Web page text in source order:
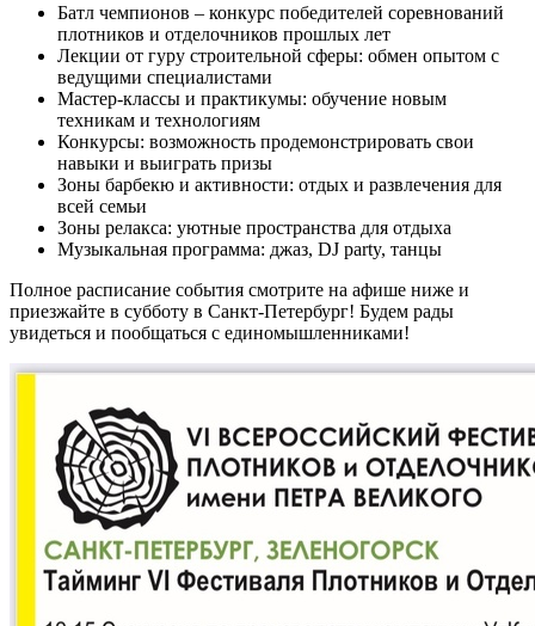
Батл чемпионов – конкурс победителей соревнований
плотников и отделочников прошлых лет
Лекции от гуру строительной сферы: обмен опытом с
ведущими специалистами
Мастер-классы и практикумы: обучение новым
техникам и технологиям
Конкурсы: возможность продемонстрировать свои
навыки и выиграть призы
Зоны барбекю и активности: отдых и развлечения для
всей семьи
Зоны релакса: уютные пространства для отдыха
Музыкальная программа: джаз, DJ party, танцы
Полное расписание события смотрите на афише ниже и
приезжайте в субботу в Санкт-Петербург! Будем рады
увидеться и пообщаться с единомышленниками!